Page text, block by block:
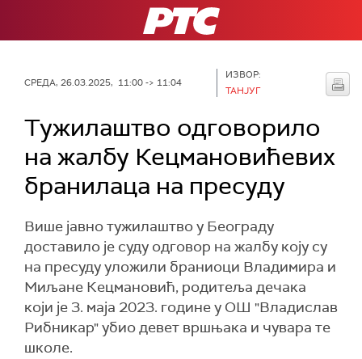
РТС
СРЕДА, 26.03.2025, 11:00 -> 11:04
ИЗВОР:
ТАНЈУГ
Тужилаштво одговорило
на жалбу Кецмановићевих
бранилаца на пресуду
Више јавно тужилаштво у Београду
доставило је суду одговор на жалбу коју су
на пресуду уложили браниоци Владимира и
Миљане Кецмановић, родитеља дечака
који је 3. маја 2023. године у ОШ "Владислав
Рибникар" убио девет вршњака и чувара те
школе.